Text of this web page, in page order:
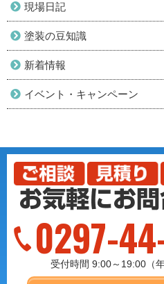
現場日記
塗装の豆知識
新着情報
イベント・キャンペーン
0297-
受付時間 9:00～19:00（年